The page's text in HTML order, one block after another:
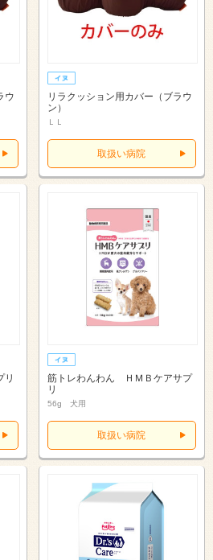
ウ
リラクッション用カバー（ブラウ
ン）
ＬＬ
取扱い病院
リ
筋トレわんわん ＨＭＢケアサプ
リ
56g 犬用
取扱い病院